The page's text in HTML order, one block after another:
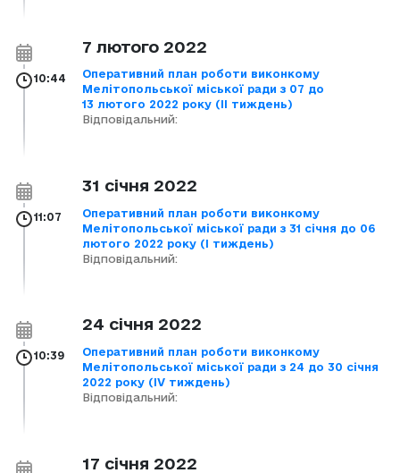
7 лютого 2022
10:44
Оперативний план роботи виконкому
Мелітопольської міської ради з 07 до
13 лютого 2022 року (ІІ тиждень)
Відповідальний:
31 січня 2022
11:07
Оперативний план роботи виконкому
Мелітопольської міської ради з 31 січня до 06
лютого 2022 року (І тиждень)
Відповідальний:
24 січня 2022
10:39
Оперативний план роботи виконкому
Мелітопольської міської ради з 24 до 30 січня
2022 року (ІV тиждень)
Відповідальний:
17 січня 2022